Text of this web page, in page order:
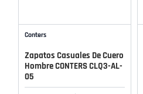
Conters
Zapatos Casuales De Cuero
Hombre CONTERS CLQ3-AL-
05